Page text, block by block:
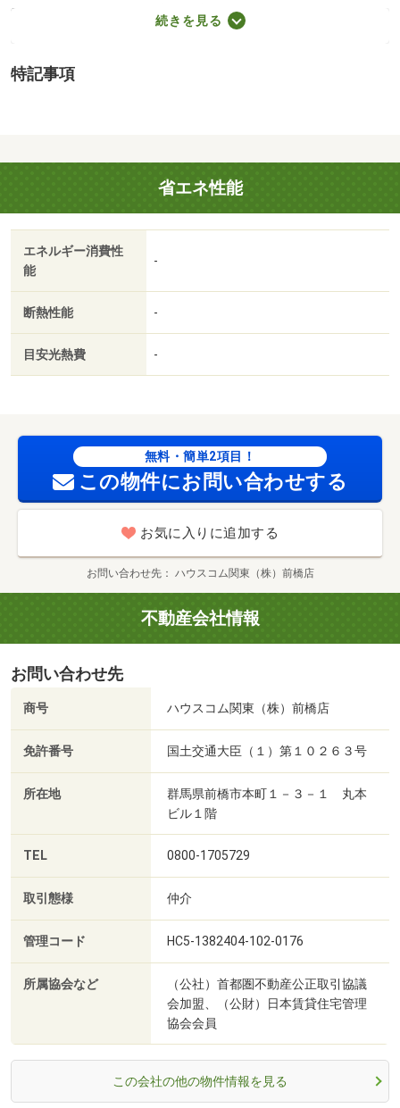
費 ５５０円／保証会社利用必：保証料：５０９９０円
（契約内容により１００～１２０％で変動有）※記載金額
ーホン／室内洗濯置／温水洗浄便座／光ファイバー／即入
続きを見る
特記事項
省エネ性能
エネルギー消費性
能
-
断熱性能 -
目安光熱費 -
無料・簡単2項目！
この物件にお問い合わせする
お気に入りに追加する
お問い合わせ先 ハウスコム関東（株）前橋店
不動産会社情報
お問い合わせ先
商号 ハウスコム関東（株）前橋店
免許番号 国土交通大臣（１）第１０２６３号
所在地
群馬県前橋市本町１－３－１ 丸本
ビル１階
TEL 0800-1705729
取引態様 仲介
管理コード HC5-1382404-102-0176
所属協会など
（公社）首都圏不動産公正取引協議
会加盟、（公財）日本賃貸住宅管理
協会会員
この会社の他の物件情報を見る